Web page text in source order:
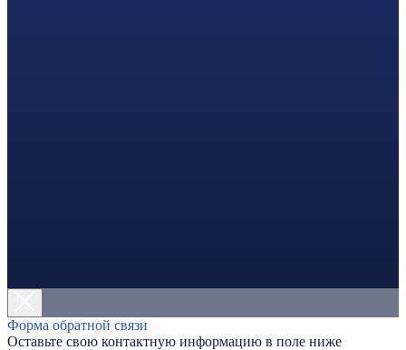
Форма обратной связи
Оставьте свою контактную информацию в поле ниже